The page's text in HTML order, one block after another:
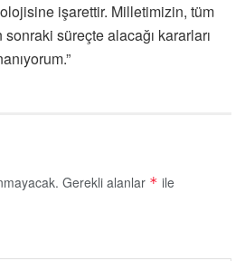
işarettir. Milletimizin, tüm
süreçte alacağı kararları
Gerekli alanlar * ile